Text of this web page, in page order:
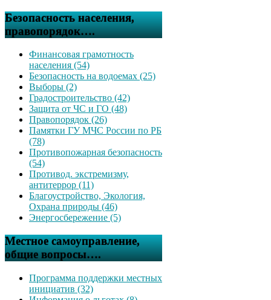
Безопасность населения,
правопорядок….
Финансовая грамотность
населения (54)
Безопасность на водоемах (25)
Выборы (2)
Градостроительство (42)
Защита от ЧС и ГО (48)
Правопорядок (26)
Памятки ГУ МЧС России по РБ
(78)
Противопожарная безопасность
(54)
Противод. экстремизму,
антитеррор (11)
Благоустройство, Экология,
Охрана природы (46)
Энергосбережение (5)
Местное самоуправление,
общие вопросы….
Программа поддержки местных
инициатив (32)